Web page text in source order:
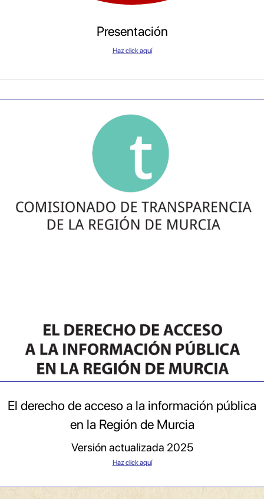
Presentación
Haz click aquí
El derecho de acceso a la información pública
en la Región de Murcia
Versión actualizada 2025
Haz click aquí